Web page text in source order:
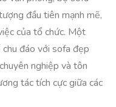
đầu tiên mạnh mẽ,
của tổ chức. Một
đáo với sofa đẹp
nghiệp và tôn
tác tích cực giữa các